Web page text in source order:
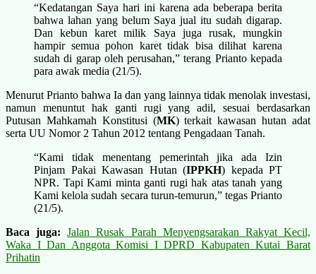
“Kedatangan Saya hari ini karena ada beberapa berita
bahwa lahan yang belum Saya jual itu sudah digarap.
Dan kebun karet milik Saya juga rusak, mungkin
hampir semua pohon karet tidak bisa dilihat karena
sudah di garap oleh perusahan,” terang Prianto kepada
para awak media (21/5).
Menurut Prianto bahwa Ia dan yang lainnya tidak menolak investasi,
namun menuntut hak ganti rugi yang adil, sesuai berdasarkan
Putusan Mahkamah Konstitusi (MK) terkait kawasan hutan adat
serta UU Nomor 2 Tahun 2012 tentang Pengadaan Tanah.
“Kami tidak menentang pemerintah jika ada Izin
Pinjam Pakai Kawasan Hutan (IPPKH) kepada PT
NPR. Tapi Kami minta ganti rugi hak atas tanah yang
Kami kelola sudah secara turun-temurun,” tegas Prianto
(21/5).
Baca juga:
Jalan Rusak Parah Menyengsarakan Rakyat Kecil,
Waka I Dan Anggota Komisi I DPRD Kabupaten Kutai Barat
Prihatin